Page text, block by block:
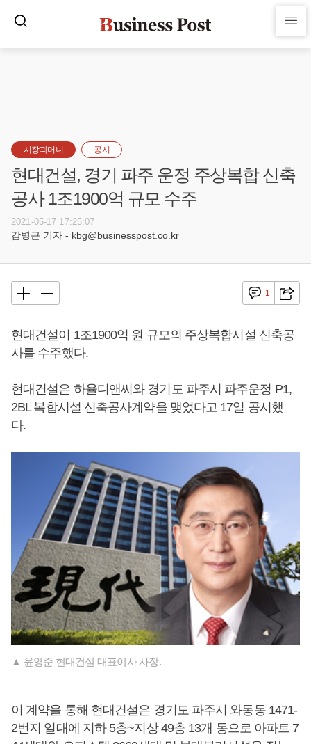
시장과머니 공시
현대건설, 경기 파주 운정 주상복합 신축
공사 1조1900억 규모 수주
2021-05-17 17:25:07
감병근 기자 - kbg@businesspost.co.kr
1
현대건설이 1조1900억 원 규모의 주상복합시설 신축공
사를 수주했다.
현대건설은 하율디앤씨와 경기도 파주시 파주운정 P1,
2BL 복합시설 신축공사계약을 맺었다고 17일 공시했
다.
▲ 윤영준 현대건설 대표이사 사장.
이 계약을 통해 현대건설은 경기도 파주시 와동동 1471-
2번지 일대에 지하 5층~지상 49층 13개 동으로 아파트 7